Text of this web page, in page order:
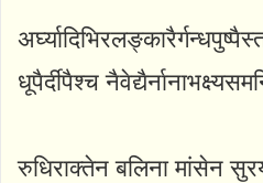
धूपैर्दीपैश्च
रुधिराक्तेन बलिना मांसेन